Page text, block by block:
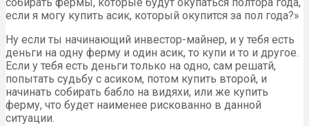
собирать фермы, которые будут окупаться полтора года,
если я могу купить асик, который окупится за пол года?»
Ну если ты начинающий инвестор-майнер, и у тебя есть
деньги на одну ферму и один асик, то купи и то и другое.
Если у тебя есть деньги только на одно, сам решатй,
попытать судьбу с асиком, потом купить второй, и
начинать собирать бабло на видяхи, или же купить
ферму, что будет наименее рискованно в данной
ситуации.